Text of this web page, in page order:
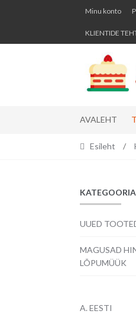
Skip
navigation
Skip
content
Minu konto
KLIENTIDE
AVALEHT
Esileht /
UUED
MAGUSAD
LÕPUMÜÜK
A. EESTI